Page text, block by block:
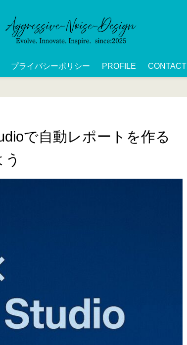
プライバシーポリシー PROFILE CONTACT
で自動レポートを作る